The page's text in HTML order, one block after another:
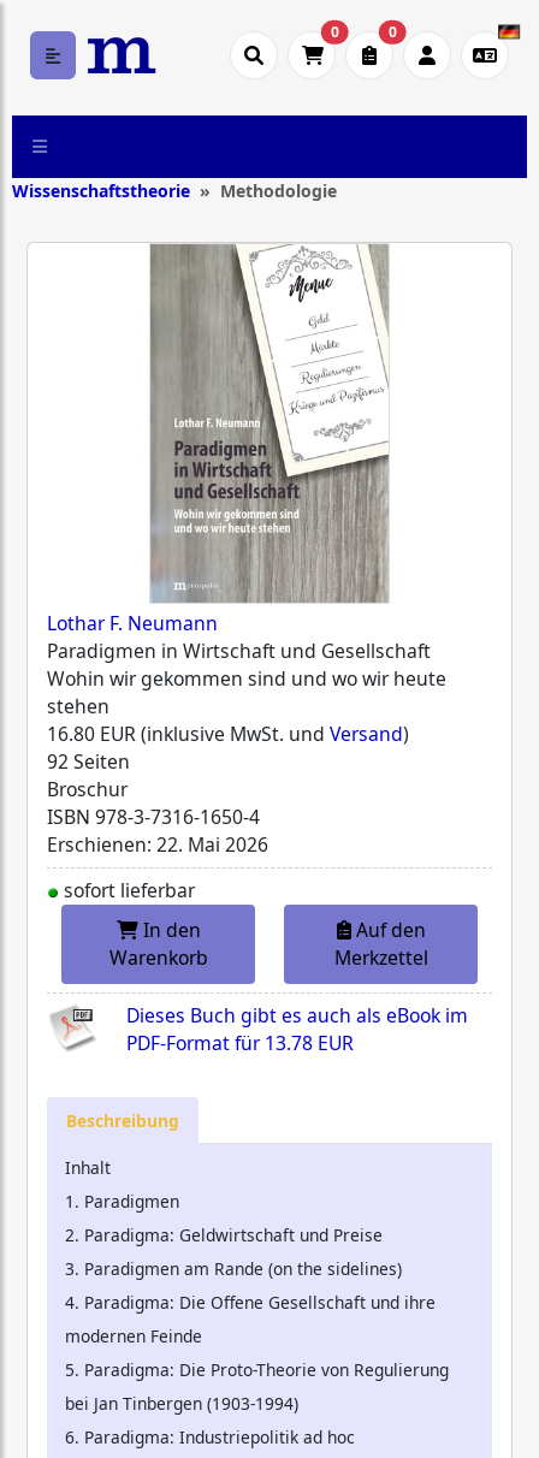
0 0
Wissenschaftstheorie Methodologie
Lothar F. Neumann
Paradigmen in Wirtschaft und Gesellschaft
Wohin wir gekommen sind und wo wir heute
stehen
16.80 EUR (inklusive MwSt. und Versand)
92 Seiten
Broschur
ISBN 978-3-7316-1650-4
Erschienen: 22. Mai 2026
sofort lieferbar
In den
Warenkorb
Auf den
Merkzettel
Dieses Buch gibt es auch als eBook im
PDF-Format für13.78 EUR
Beschreibung
Inhalt
1. Paradigmen
2. Paradigma: Geldwirtschaft und Preise
3. Paradigmen am Rande (on the sidelines)
4. Paradigma: Die Offene Gesellschaft und ihre
modernen Feinde
5. Paradigma: Die Proto-Theorie von Regulierung
bei Jan Tinbergen (1903-1994)
6. Paradigma: Industriepolitik ad hoc